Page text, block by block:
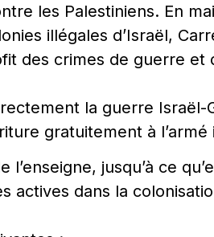
les Palestiniens. En
illégales d’Israël,
des crimes de guerre et
la guerre Israël-
gratuitement à l’armé
jusqu’à ce
actives dans la